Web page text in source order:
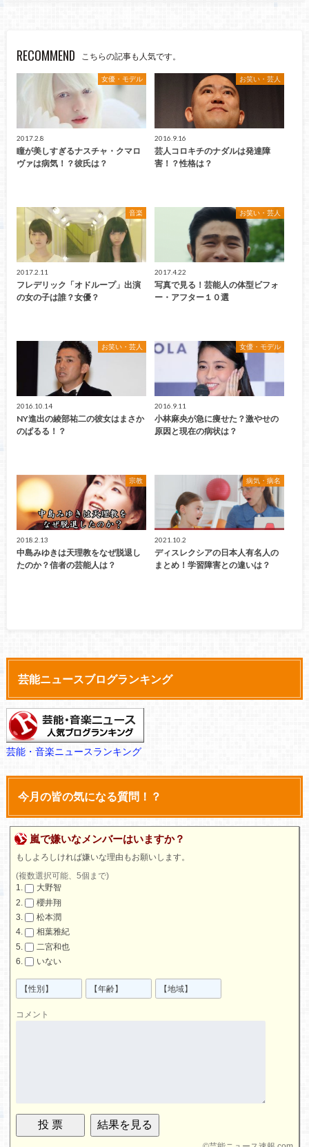
RECOMMEND こちらの記事も人気です。
女優・モデル
2017.2.8
瞳が美しすぎるナスチャ・クマロ
ヴァは病気！？彼氏は？
お笑い・芸人
2016.9.16
芸人コロキチのナダルは発達障
害！？性格は？
音楽
2017.2.11
フレデリック「オドループ」出演
の女の子は誰？女優？
お笑い・芸人
2017.4.22
写真で見る！芸能人の体型ビフォ
ー・アフター１０選
お笑い・芸人
2016.10.14
NY進出の綾部祐二の彼女はまさか
のぱるる！？
女優・モデル
2016.9.11
小林麻央が急に痩せた？激やせの
原因と現在の病状は？
宗教
2018.2.13
中島みゆきは天理教をなぜ脱退し
たのか？信者の芸能人は？
病気・病名
2021.10.2
ディスレクシアの日本人有名人の
まとめ！学習障害との違いは？
芸能ニュースブログランキング
芸能・音楽ニュースランキング
今月の皆の気になる質問！？
嵐で嫌いなメンバーはいますか？
もしよろしければ嫌いな理由もお願いします。
(複数選択可能、5個まで)
大野智
櫻井翔
松本潤
相葉雅紀
二宮和也
いない
コメント